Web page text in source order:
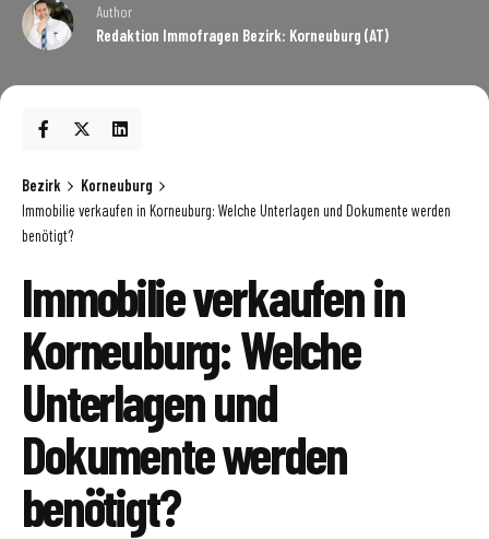
Author
Redaktion Immofragen Bezirk: Korneuburg (AT)
Bezirk
Korneuburg
Immobilie verkaufen in Korneuburg: Welche Unterlagen und Dokumente werden
benötigt?
Immobilie verkaufen in
Korneuburg: Welche
Unterlagen und
Dokumente werden
benötigt?